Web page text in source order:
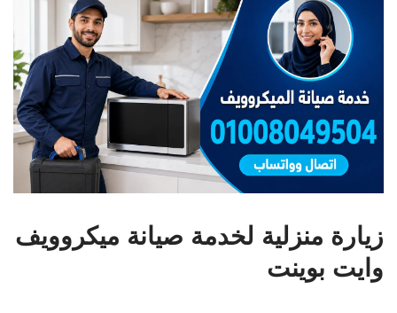
زيارة منزلية لخدمة صيانة ميكروويف
وايت بوينت